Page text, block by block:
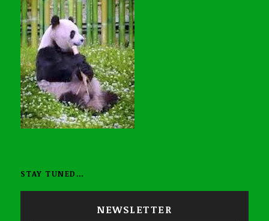
STAY TUNED…
NEWSLETTER